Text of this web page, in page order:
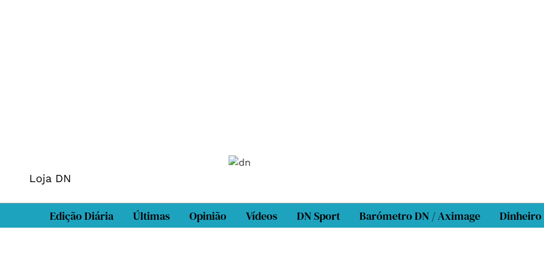
Loja DN
Edição Diária Últimas Opinião Vídeos DN Sport Barómetro DN / Aximage Dinheiro